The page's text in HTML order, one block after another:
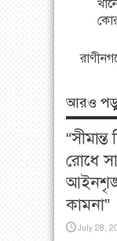
আরও
রোধে
কামনা”
July 28,